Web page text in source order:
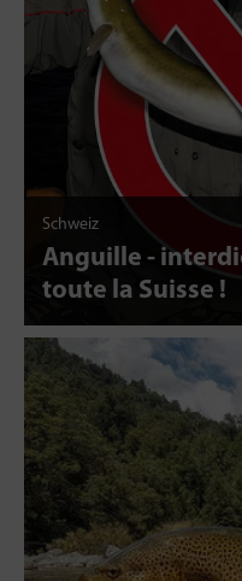
Schweiz
Anguille -
toute la Suisse !